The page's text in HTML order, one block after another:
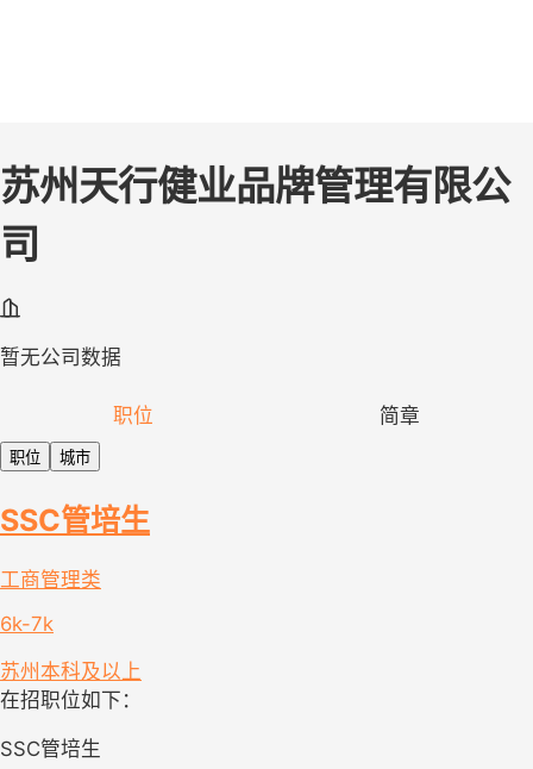
苏州天行健业品牌管理有限公
司
暂无公司数据
职位 简章
职位 城市
SSC管培生
工商管理类
6k-7k
苏州 本科及以上
在招职位如下：
SSC管培生